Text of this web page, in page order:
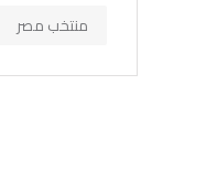
منتخب مصر